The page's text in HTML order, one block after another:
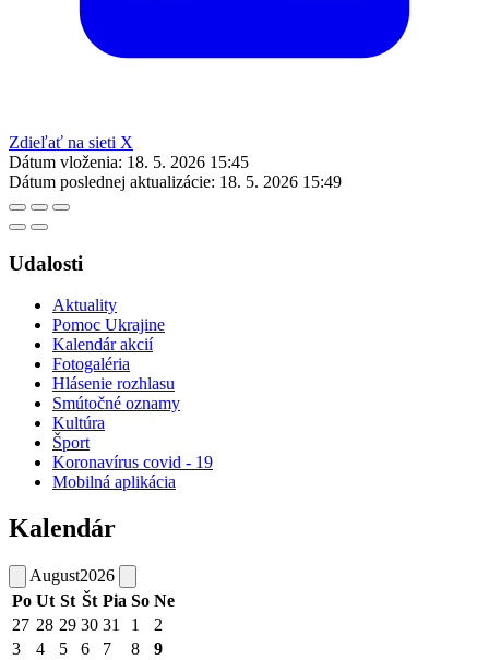
Zdieľať na sieti X
Dátum vloženia: 18. 5. 2026 15:45
Dátum poslednej aktualizácie: 18. 5. 2026 15:49
Udalosti
Aktuality
Pomoc Ukrajine
Kalendár akcií
Fotogaléria
Hlásenie rozhlasu
Smútočné oznamy
Kultúra
Šport
Koronavírus covid - 19
Mobilná aplikácia
Kalendár
August2026
Po Ut St Št Pia So Ne
27 28 29 30 31 1
2
3
4 5 6 7 8
9